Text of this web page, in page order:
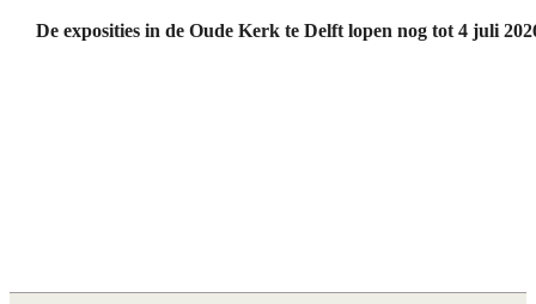
De exposities in de Oude Kerk te Delft lopen nog tot 4 juli